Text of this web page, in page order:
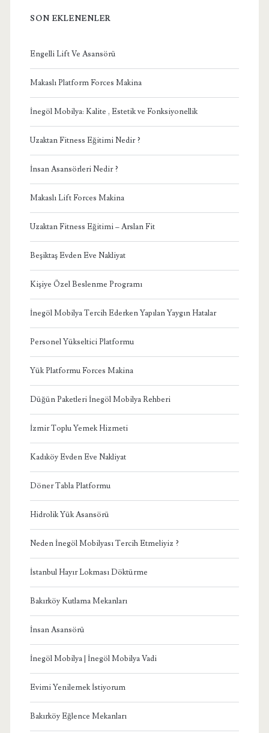
SON EKLENENLER
Engelli Lift Ve Asansörü
Makaslı Platform Forces Makina
İnegöl Mobilya: Kalite , Estetik ve Fonksiyonellik
Uzaktan Fitness Eğitimi Nedir ?
İnsan Asansörleri Nedir ?
Makaslı Lift Forces Makina
Uzaktan Fitness Eğitimi – Arslan Fit
Beşiktaş Evden Eve Nakliyat
Kişiye Özel Beslenme Programı
İnegöl Mobilya Tercih Ederken Yapılan Yaygın Hatalar
Personel Yükseltici Platformu
Yük Platformu Forces Makina
Düğün Paketleri İnegöl Mobilya Rehberi
İzmir Toplu Yemek Hizmeti
Kadıköy Evden Eve Nakliyat
Döner Tabla Platformu
Hidrolik Yük Asansörü
Neden İnegöl Mobilyası Tercih Etmeliyiz ?
İstanbul Hayır Lokması Döktürme
Bakırköy Kutlama Mekanları
İnsan Asansörü
İnegöl Mobilya | İnegöl Mobilya Vadi
Evimi Yenilemek İstiyorum
Bakırköy Eğlence Mekanları